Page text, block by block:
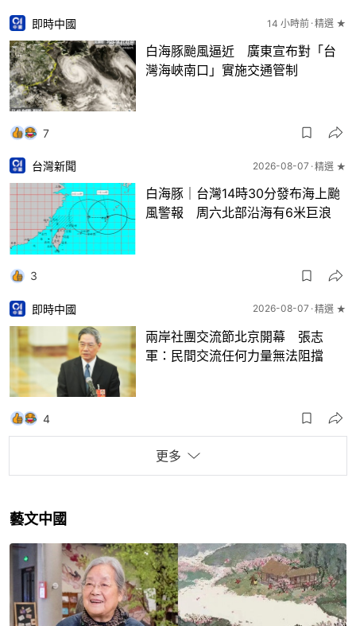
即時中國 14 小時前 精選 ★
白海豚颱風逼近 廣東宣布對「台
灣海峽南口」實施交通管制
7
台灣新聞 2026-08-07 精選 ★
白海豚｜台灣14時30分發布海上颱
風警報 周六北部沿海有6米巨浪
3
即時中國 2026-08-07 精選 ★
兩岸社團交流節北京開幕 張志
軍：民間交流任何力量無法阻擋
4
更多
藝文中國